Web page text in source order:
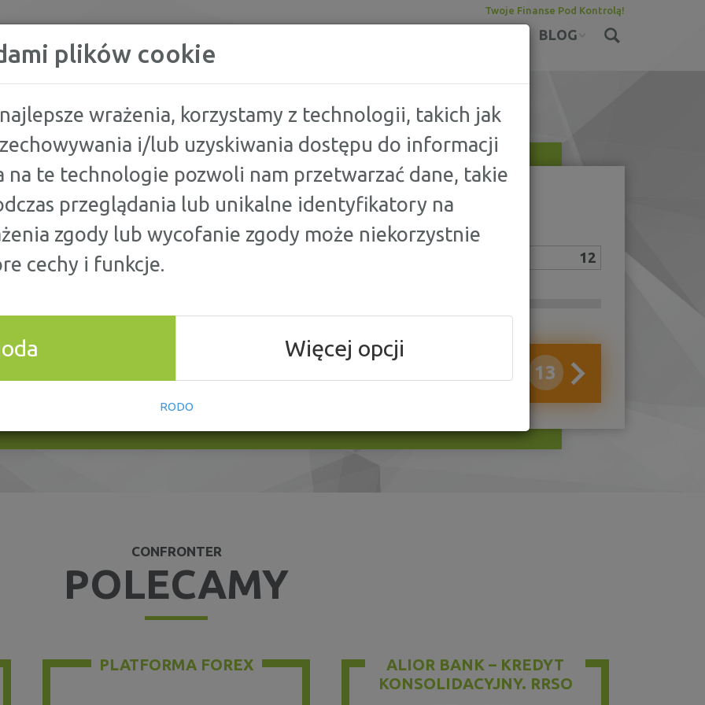
plików cookie
wrażenia, korzystamy z technologii, takich jak
i/lub uzyskiwania dostępu do informacji
na te technologie pozwoli nam przetwarzać dane, takie
przeglądania lub unikalne identyfikatory na
zgody lub wycofanie zgody może niekorzystnie
cechy i funkcje.
Więcej opcji
RODO
Twoje Finanse Pod Kontrolą!
BLOG
KREDYT GOTÓWKOWY
KREDYTU:[ZŁ]
13
CONFRONTER
POLECAMY
PLATFORMA FOREX
ALIOR BANK – KREDYT
KONSOLIDACYJNY. RRSO